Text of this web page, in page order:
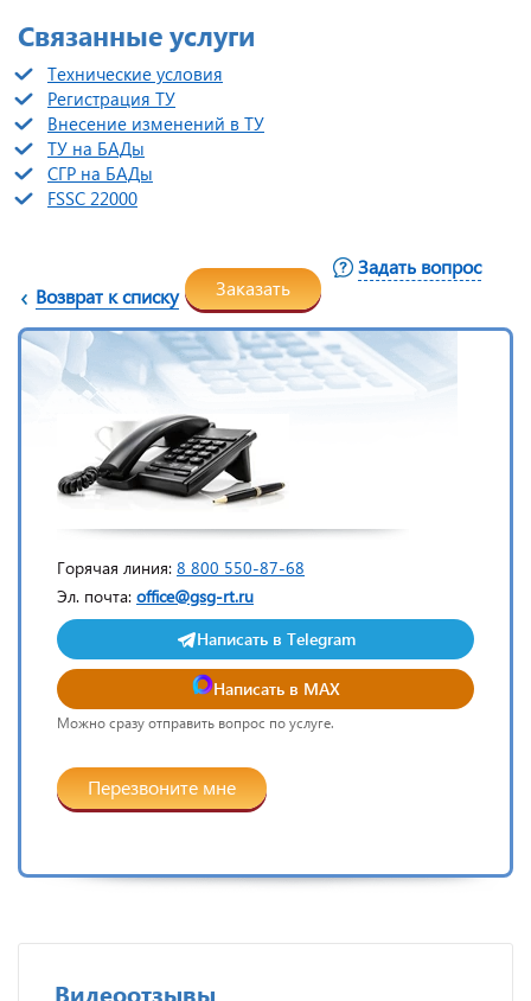
Связанные услуги
Технические условия
Регистрация ТУ
Внесение изменений в ТУ
ТУ на БАДы
СГР на БАДы
FSSC 22000
Возврат к списку Заказать
Задать вопрос
Горячая линия: 8 800 550-87-68
Эл. почта: office@gsg-rt.ru
Написать в Telegram
Написать в MAX
Можно сразу отправить вопрос по услуге.
Перезвоните мне
Видеоотзывы